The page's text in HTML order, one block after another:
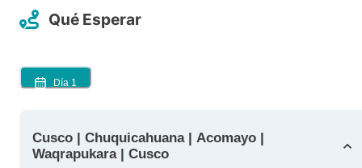
Qué Esperar
Día 1
Cusco | Chuquicahuana | Acomayo |
Waqrapukara | Cusco